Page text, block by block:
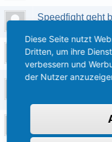
Speedfight geht
Speedfight 2 AC
Black_speedfight
nach Stand, zwei
Speedfight 2 ac
Diese Seite nutzt
Dritten, um ihre
verbessern und
der Nutzer